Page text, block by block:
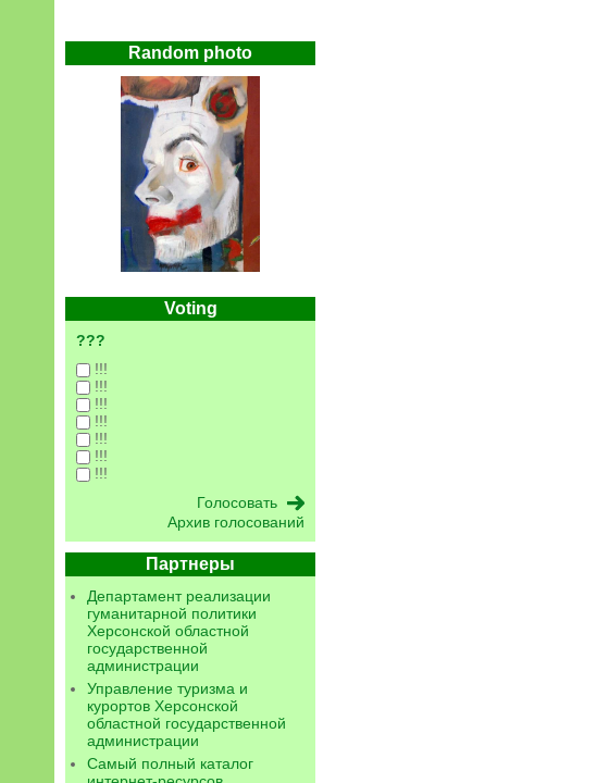
Random photo
Voting
???
!!!
!!!
!!!
!!!
!!!
!!!
!!!
Архив голосований
Партнеры
Департамент реализации
гуманитарной политики
Херсонской областной
государственной
администрации
Управление туризма и
курортов Херсонской
областной государственной
администрации
Самый полный каталог